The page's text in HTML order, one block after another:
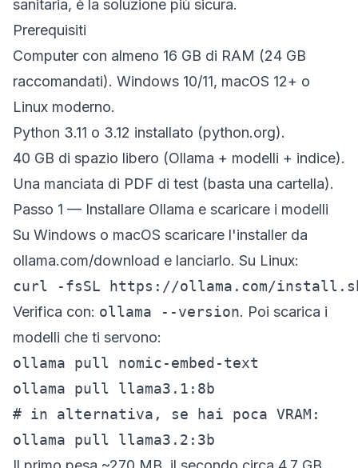
sanitaria, è la soluzione più sicura.
Prerequisiti
Computer con almeno 16 GB di RAM (24 GB
raccomandati). Windows 10/11, macOS 12+ o
Linux moderno.
Python 3.11 o 3.12 installato (python.org).
40 GB di spazio libero (Ollama + modelli + indice).
Una manciata di PDF di test (basta una cartella).
Passo 1 — Installare Ollama e scaricare i modelli
Su Windows o macOS scaricare l'installer da
ollama.com/download e lanciarlo. Su Linux:
curl -fsSL https://ollama.com/
Verifica con: ollama --version. Poi scarica i
modelli che ti servono:
ollama pull nomic-embed-text
ollama pull llama3.1:8b
# in alternativa, se hai poca VRAM:
ollama pull llama3.2:3b